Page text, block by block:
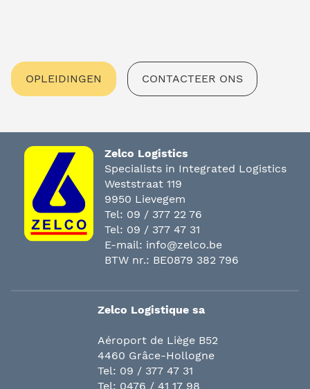
OPLEIDINGEN CONTACTEER ONS
Zelco Logistics
Specialists in Integrated Logistics
Weststraat 119
9950 Lievegem
Tel: 09 / 377 22 76
Tel: 09 / 377 47 31
E-mail: info@zelco.be
BTW nr.: BE0879 382 796
Zelco Logistique sa
Aéroport de Liège B52
4460 Grâce-Hollogne
Tel: 09 / 377 47 31
Tel: 0476 / 41 17 98